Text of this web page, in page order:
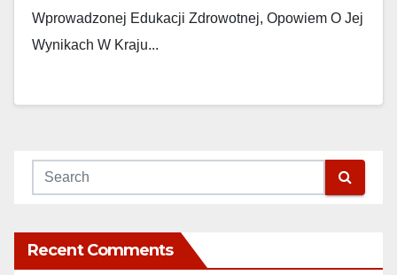
Wprowadzonej Edukacji Zdrowotnej, Opowiem O Jej
Wynikach W Kraju...
Recent Comments